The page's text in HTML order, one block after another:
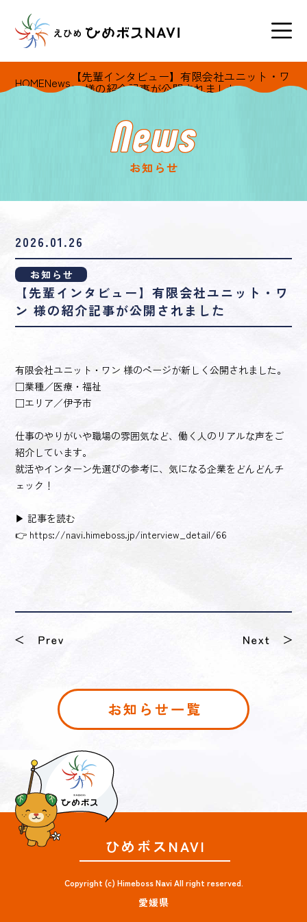
HOMENews 【先輩インタビュー】有限会社ユニット・ワ
ン 様の紹介記事が公開されました
お知らせ
2026.01.26
お知らせ
【先輩インタビュー】有限会社ユニット・ワ
ン 様の紹介記事が公開されました
有限会社ユニット・ワン 様のページが新しく公開されました。
□業種／医療・福祉
□エリア／伊予市
仕事のやりがいや職場の雰囲気など、働く人のリアルな声をご
紹介しています。
就活やインターン先選びの参考に、気になる企業をどんどんチ
ェック！
▶ 記事を読む
👉 https://navi.himeboss.jp/interview_detail/66
お知らせ一覧
ひめボスNAVI
Copyright (c) Himeboss Navi All right reserved.
愛媛県